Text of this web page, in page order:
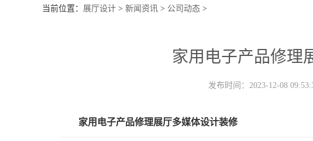
当前位置： 展厅设计 > 新闻资讯 > 公司动态 >
家用电子产品修理
发布时间：2023-12-08
家用电子产品修理展厅多媒体设计装修